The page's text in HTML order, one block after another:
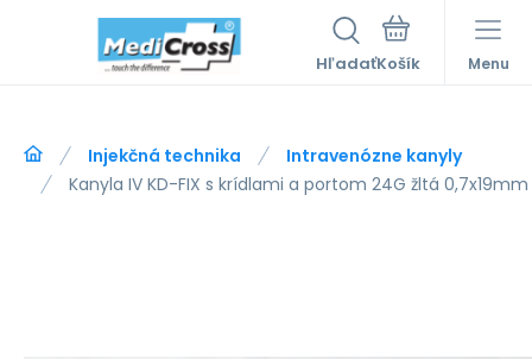
Hľadať Menu
Injekčná technika
Intravenózne kanyly
Kanyla IV KD-FIX s krídlami a portom 24G žltá